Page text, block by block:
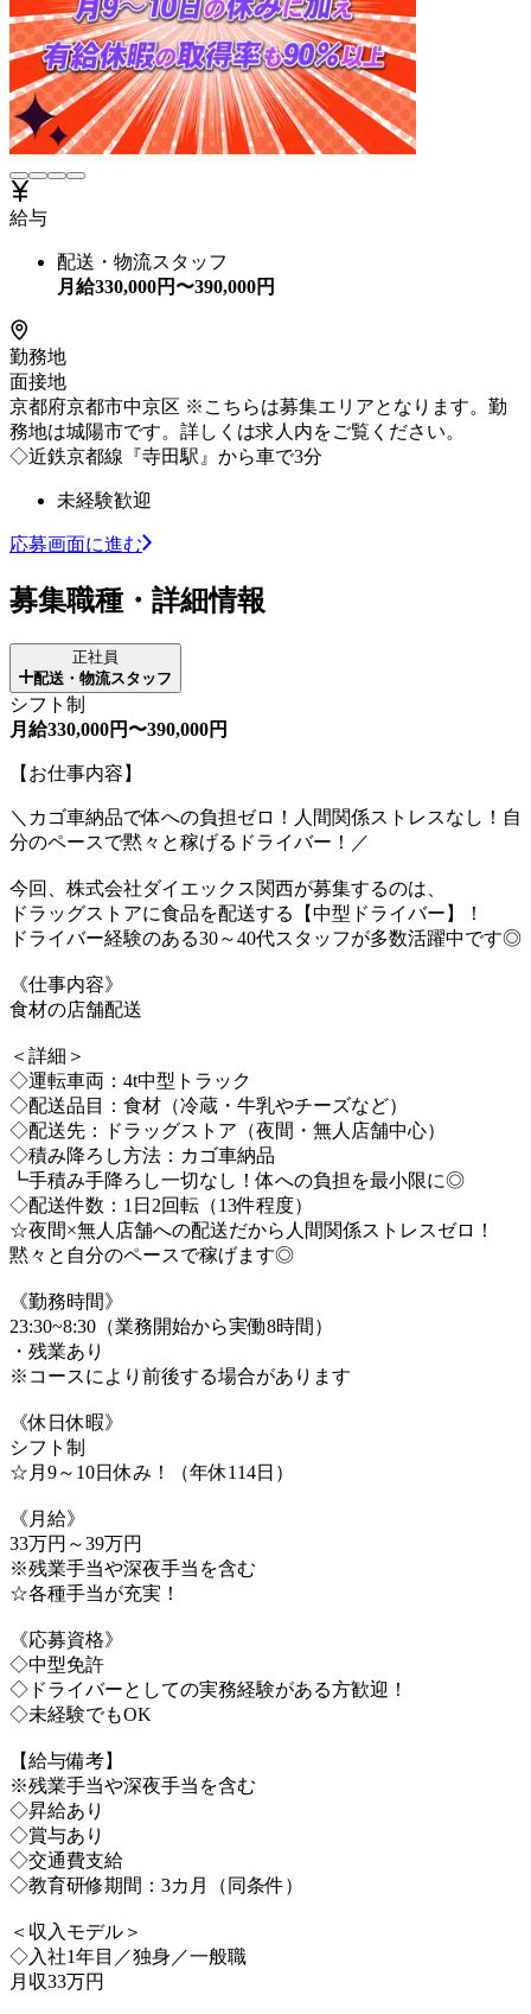
給与
配送・物流スタッフ
月給330,000円〜390,000円
勤務地
面接地
京都府京都市中京区 ※こちらは募集エリアとなります。勤
務地は城陽市です。詳しくは求人内をご覧ください。
◇近鉄京都線『寺田駅』から車で3分
未経験歓迎
応募画面に進む
募集職種・詳細情報
正社員
配送・物流スタッフ
シフト制
月給330,000円〜390,000円
【お仕事内容】
＼カゴ車納品で体への負担ゼロ！人間関係ストレスなし！自
分のペースで黙々と稼げるドライバー！／
今回、株式会社ダイエックス関西が募集するのは、
ドラッグストアに食品を配送する【中型ドライバー】！
ドライバー経験のある30～40代スタッフが多数活躍中です◎
《仕事内容》
食材の店舗配送
＜詳細＞
◇運転車両：4t中型トラック
◇配送品目：食材（冷蔵・牛乳やチーズなど）
◇配送先：ドラッグストア（夜間・無人店舗中心）
◇積み降ろし方法：カゴ車納品
┗手積み手降ろし一切なし！体への負担を最小限に◎
◇配送件数：1日2回転（13件程度）
☆夜間×無人店舗への配送だから人間関係ストレスゼロ！
黙々と自分のペースで稼げます◎
《勤務時間》
23:30~8:30（業務開始から実働8時間）
・残業あり
※コースにより前後する場合があります
《休日休暇》
シフト制
☆月9～10日休み！（年休114日）
《月給》
33万円～39万円
※残業手当や深夜手当を含む
☆各種手当が充実！
《応募資格》
◇中型免許
◇ドライバーとしての実務経験がある方歓迎！
◇未経験でもOK
【給与備考】
※残業手当や深夜手当を含む
◇昇給あり
◇賞与あり
◇交通費支給
◇教育研修期間：3カ月（同条件）
＜収入モデル＞
◇入社1年目／独身／一般職
月収33万円